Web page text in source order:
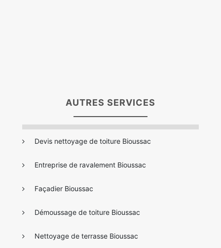
AUTRES SERVICES
Devis nettoyage de toiture Bioussac
Entreprise de ravalement Bioussac
Façadier Bioussac
Démoussage de toiture Bioussac
Nettoyage de terrasse Bioussac